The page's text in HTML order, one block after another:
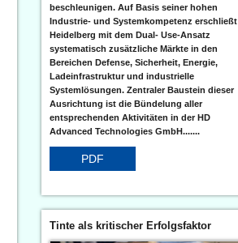
beschleunigen. Auf Basis seiner hohen
Industrie- und Systemkompetenz erschließt
Heidelberg mit dem Dual- Use-Ansatz
systematisch zusätzliche Märkte in den
Bereichen Defense, Sicherheit, Energie,
Ladeinfrastruktur und industrielle
Systemlösungen. Zentraler Baustein dieser
Ausrichtung ist die Bündelung aller
entsprechenden Aktivitäten in der HD
Advanced Technologies GmbH.......
PDF
Tinte als kritischer Erfolgsfaktor